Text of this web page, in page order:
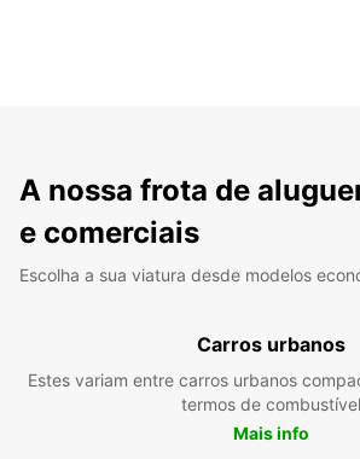
A nossa frota de
e comerciais
Escolha a sua viatura desde modelos
Carros urbanos
Estes variam entre carros urbanos
termos de combustível
Mais info